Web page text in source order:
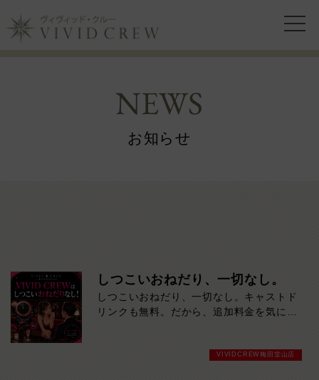
NEWS
お知らせ
しつこいおねだり、一切なし。
しつこいおねだり、一切なし。キャストド
リンクも無料。だから、追加料金を気にせ
文の営業は一切ありません。さらに、キャ
VIVIDCREW梅田堂山店